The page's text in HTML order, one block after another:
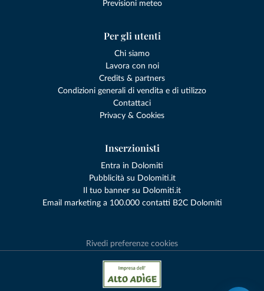
Previsioni meteo
Per gli utenti
Chi siamo
Lavora con noi
Credits & partners
Condizioni generali di vendita e di utilizzo
Contattaci
Privacy & Cookies
Inserzionisti
Entra in Dolomiti
Pubblicità su Dolomiti.it
Il tuo banner su Dolomiti.it
Email marketing a 100.000 contatti B2C Dolomiti
Rivedi preferenze cookies